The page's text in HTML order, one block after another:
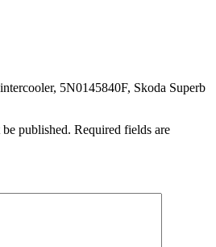
5N0145840F, Skoda Superb
published. Required fields are